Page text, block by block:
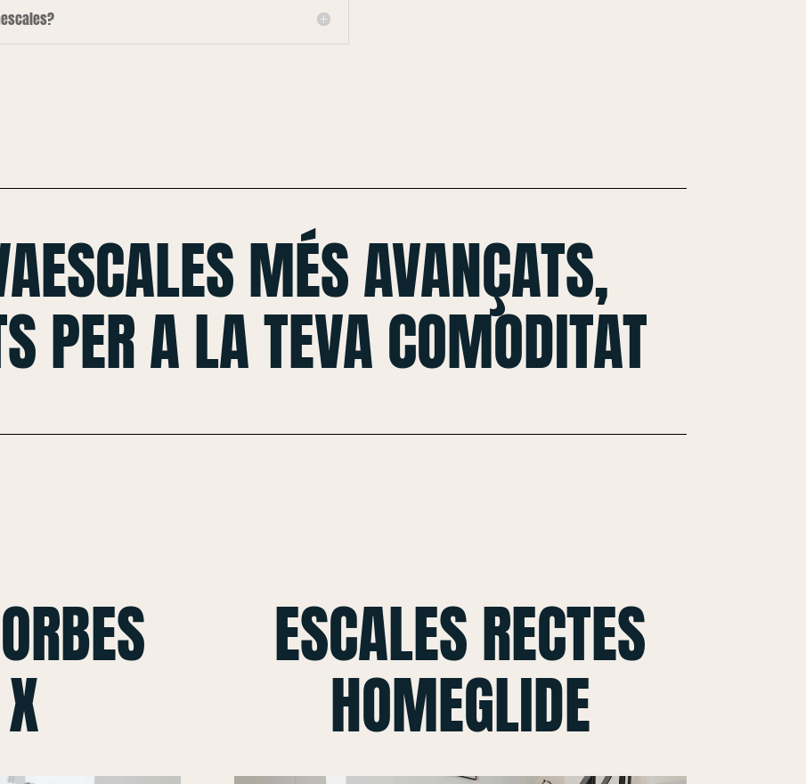
MÉS AVANÇATS,
PER A LA TEVA COMODITAT
ESCALES RECTES
HOMEGLIDE